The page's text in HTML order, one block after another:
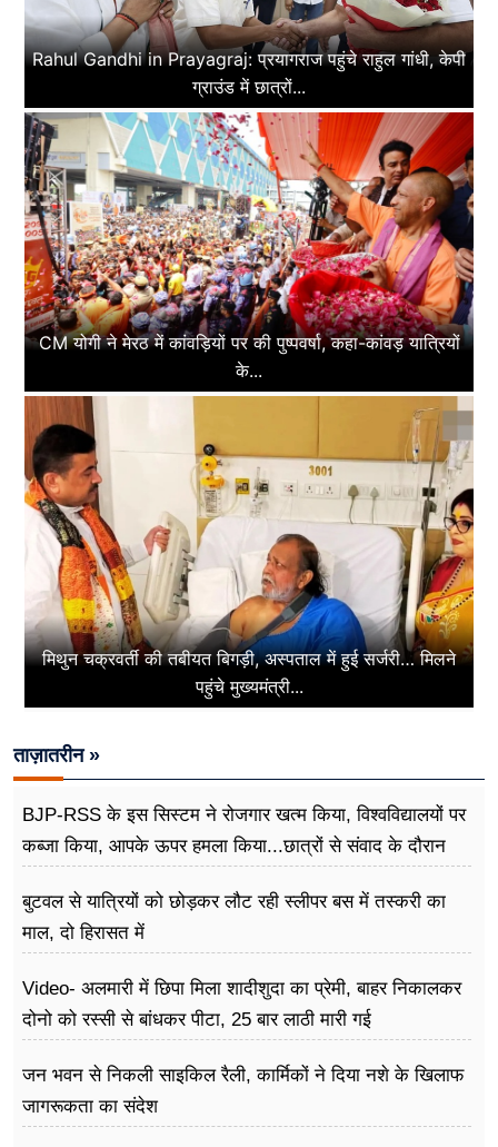
Rahul Gandhi in Prayagraj: प्रयागराज पहुंचे राहुल गांधी, केपी
ग्राउंड में छात्रों...
CM योगी ने मेरठ में कांवड़ियों पर की पुष्पवर्षा, कहा-कांवड़ यात्रियों
के...
मिथुन चक्रवर्ती की तबीयत बिगड़ी, अस्पताल में हुई सर्जरी… मिलने
पहुंचे मुख्यमंत्री...
ताज़ातरीन »
BJP-RSS के इस सिस्टम ने रोजगार खत्म किया, विश्वविद्यालयों पर
कब्जा किया, आपके ऊपर हमला किया...छात्रों से संवाद के दौरान
बुटवल से यात्रियों को छोड़कर लौट रही स्लीपर बस में तस्करी का
माल, दो हिरासत में
Video- अलमारी में छिपा मिला शादीशुदा का प्रेमी, बाहर निकालकर
दोनो को रस्सी से बांधकर पीटा, 25 बार लाठी मारी गई
जन भवन से निकली साइकिल रैली, कार्मिकों ने दिया नशे के खिलाफ
जागरूकता का संदेश